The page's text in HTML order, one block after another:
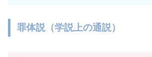
罪体説（学説上の通説）